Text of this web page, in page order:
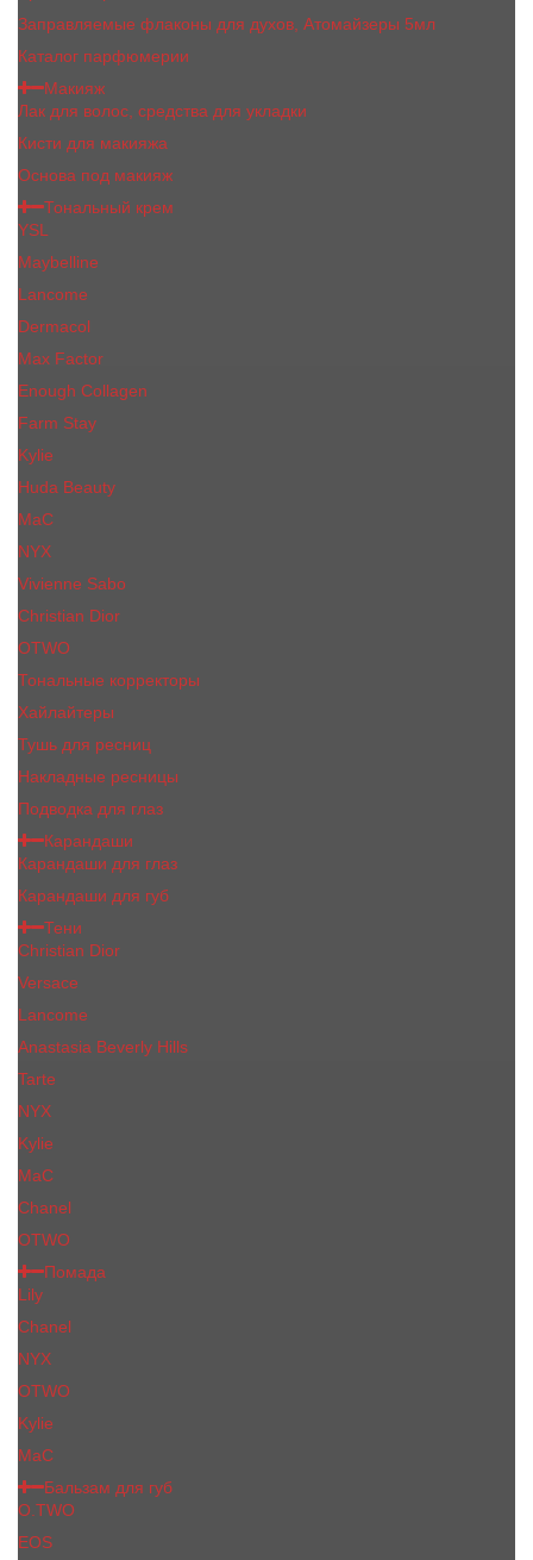
Заправляемые флаконы для духов, Атомайзеры 5мл
Каталог парфюмерии
Макияж
Лак для волос, средства для укладки
Кисти для макияжа
Основа под макияж
Тональный крем
YSL
Maybelline
Lancome
Dermacol
Max Factor
Enough Collagen
Farm Stay
Kylie
Huda Beauty
МаС
NYX
Vivienne Sabo
Сhristiаn Diоr
OTWO
Тональные корректоры
Хайлайтеры
Тушь для ресниц
Накладные ресницы
Подводка для глаз
Карандаши
Карандаши для глаз
Карандаши для губ
Тени
Christian Dior
Versace
Lancome
Anastasia Beverly Hills
Tarte
NYX
Kylie
MaC
Сhanеl
OTWO
Помада
Lily
Chanel
NYX
OTWO
Kylie
МаС
Бальзам для губ
O.TWO
EOS